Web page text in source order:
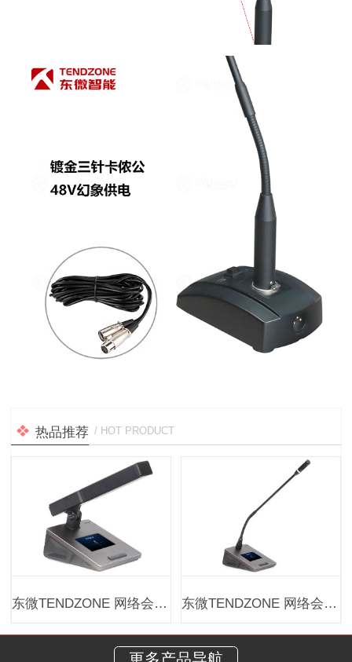
热品推荐 / HOT PRODUCT
东微TENDZONE 网络会议麦克风（方管短杆）Dante网络话筒 TSM-D22Q 东微TENDZONE 网络会议麦克风（鹅颈短杆）Dante网络话筒 TSM-D42G